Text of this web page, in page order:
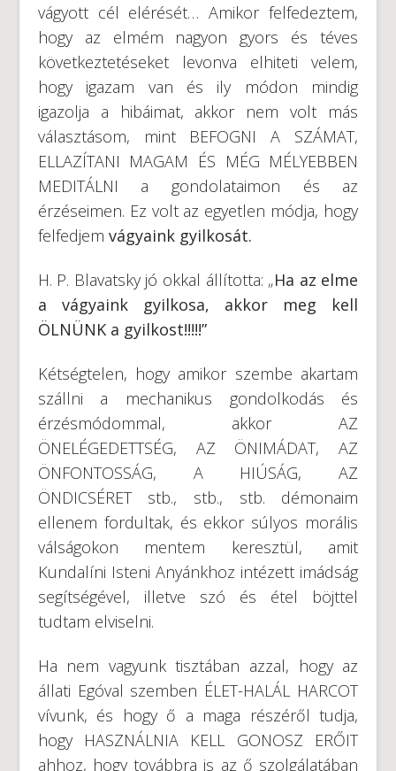
vágyott cél elérését… Amikor felfedeztem,
hogy az elmém nagyon gyors és téves
következtetéseket levonva elhiteti velem,
hogy igazam van és ily módon mindig
igazolja a hibáimat, akkor nem volt más
választásom, mint BEFOGNI A SZÁMAT,
ELLAZÍTANI MAGAM ÉS MÉG MÉLYEBBEN
MEDITÁLNI a gondolataimon és az
érzéseimen. Ez volt az egyetlen módja, hogy
felfedjem vágyaink gyilkosát.
H. P. Blavatsky jó okkal állította: „Ha az elme
a vágyaink gyilkosa, akkor meg kell
ÖLNÜNK a gyilkost!!!!!”
Kétségtelen, hogy amikor szembe akartam
szállni a mechanikus gondolkodás és
érzésmódommal, akkor AZ
ÖNELÉGEDETTSÉG, AZ ÖNIMÁDAT, AZ
ÖNFONTOSSÁG, A HIÚSÁG, AZ
ÖNDICSÉRET stb., stb., stb. démonaim
ellenem fordultak, és ekkor súlyos morális
válságokon mentem keresztül, amit
Kundalíni Isteni Anyánkhoz intézett imádság
segítségével, illetve szó és étel böjttel
tudtam elviselni.
Ha nem vagyunk tisztában azzal, hogy az
állati Egóval szemben ÉLET-HALÁL HARCOT
vívunk, és hogy ő a maga részéről tudja,
hogy HASZNÁLNIA KELL GONOSZ ERŐIT
ahhoz, hogy továbbra is az ő szolgálatában